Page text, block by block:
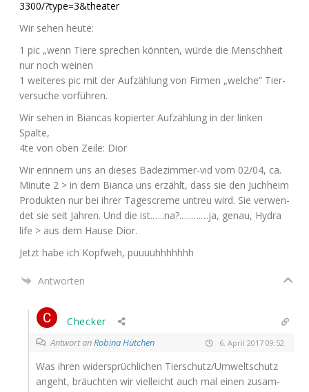
3300/?type=3&theater
Wir sehen heute:
1 pic „wenn Tie­re spre­chen könn­ten, wür­de die Mensch­heit
nur noch weinen
1 wei­te­res pic mit der Auf­zäh­lung von Fir­men „wel­che” Tier­
ver­su­che vorführen.
Wir sehen in Bian­cas kopier­ter Auf­zäh­lung in der lin­ken
Spalte,
4te von oben Zei­le: Dior
Wir erin­nern uns an die­ses Bade­zim­mer-vid vom 02/04, ca.
Minu­te 2 > in dem Bian­ca uns erzählt, dass sie den Juch­heim
Pro­duk­ten nur bei ihrer Tages­creme untreu wird. Sie ver­wen­
det sie seit Jah­ren. Und die ist.…..na?.….….…ja, genau, Hydra
life > aus dem Hau­se Dior.
Jetzt habe ich Kopf­weh, puuuuhhhhhhh
Antworten
Checker
Antwort anRobina Hütchen 6. April 2017 09:52
Was ihren wider­sprüch­li­chen Tierschutz/Umweltschutz
angeht, bräuch­ten wir viel­leicht auch mal einen zusam­